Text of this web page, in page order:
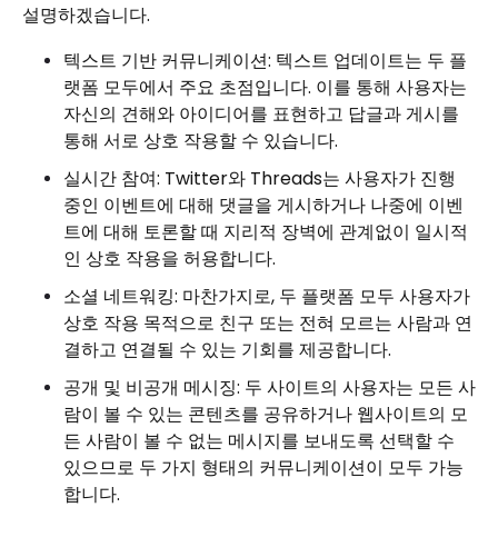
설명하겠습니다.
텍스트 기반 커뮤니케이션: 텍스트 업데이트는 두 플
랫폼 모두에서 주요 초점입니다. 이를 통해 사용자는
자신의 견해와 아이디어를 표현하고 답글과 게시를
통해 서로 상호 작용할 수 있습니다.
실시간 참여: Twitter와 Threads는 사용자가 진행
중인 이벤트에 대해 댓글을 게시하거나 나중에 이벤
트에 대해 토론할 때 지리적 장벽에 관계없이 일시적
인 상호 작용을 허용합니다.
소셜 네트워킹: 마찬가지로, 두 플랫폼 모두 사용자가
상호 작용 목적으로 친구 또는 전혀 모르는 사람과 연
결하고 연결될 수 있는 기회를 제공합니다.
공개 및 비공개 메시징: 두 사이트의 사용자는 모든 사
람이 볼 수 있는 콘텐츠를 공유하거나 웹사이트의 모
든 사람이 볼 수 없는 메시지를 보내도록 선택할 수
있으므로 두 가지 형태의 커뮤니케이션이 모두 가능
합니다.